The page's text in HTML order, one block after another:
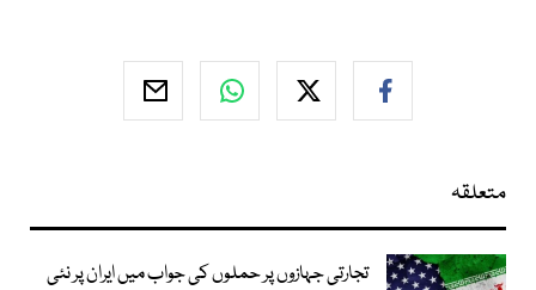
متعلقہ
تجارتی جہازوں پر حملوں کی جواب میں ایران پر نئی